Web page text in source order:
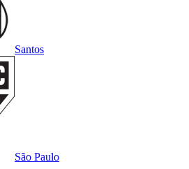
Santos
São Paulo